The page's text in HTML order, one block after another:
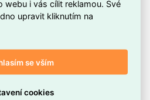
E27 CW
účinnost.
webu i vás cílit reklamou. Své
upravit kliknutím na
se vším
cookies